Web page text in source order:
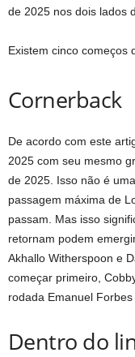
de 2025 nos dois lados
Existem cinco começos
Cornerback
De acordo com este
2025 com seu mesmo
de 2025. Isso não é
passagem máxima de
passam. Mas isso
retornam podem
Akhallo Witherspoon e
começar primeiro,
rodada Emanuel
Dentro do